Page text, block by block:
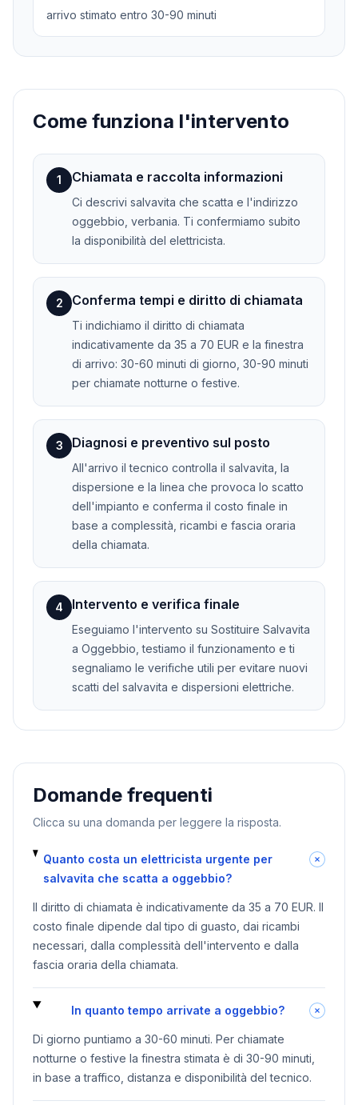
arrivo stimato entro 30-90 minuti
Come funziona l'intervento
1 Chiamata e raccolta informazioni
Ci descrivi salvavita che scatta e l'indirizzo
oggebbio, verbania. Ti confermiamo subito
la disponibilità del elettricista.
2 Conferma tempi e diritto di chiamata
Ti indichiamo il diritto di chiamata
indicativamente da 35 a 70 EUR e la finestra
di arrivo: 30-60 minuti di giorno, 30-90 minuti
per chiamate notturne o festive.
3 Diagnosi e preventivo sul posto
All'arrivo il tecnico controlla il salvavita, la
dispersione e la linea che provoca lo scatto
dell'impianto e conferma il costo finale in
base a complessità, ricambi e fascia oraria
della chiamata.
4 Intervento e verifica finale
Eseguiamo l'intervento su Sostituire Salvavita
a Oggebbio, testiamo il funzionamento e ti
segnaliamo le verifiche utili per evitare nuovi
scatti del salvavita e dispersioni elettriche.
Domande frequenti
Clicca su una domanda per leggere la risposta.
Quanto costa un elettricista urgente per
salvavita che scatta a oggebbio?
Il diritto di chiamata è indicativamente da 35 a 70 EUR. Il
costo finale dipende dal tipo di guasto, dai ricambi
necessari, dalla complessità dell'intervento e dalla
fascia oraria della chiamata.
In quanto tempo arrivate a oggebbio?
Di giorno puntiamo a 30-60 minuti. Per chiamate
notturne o festive la finestra stimata è di 30-90 minuti,
in base a traffico, distanza e disponibilità del tecnico.